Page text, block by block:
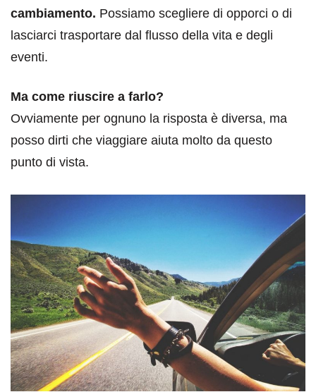
cambiamento. Possiamo scegliere di opporci o di
lasciarci trasportare dal flusso della vita e degli
eventi.
Ma come riuscire a farlo?
Ovviamente per ognuno la risposta è diversa, ma
posso dirti che viaggiare aiuta molto da questo
punto di vista.